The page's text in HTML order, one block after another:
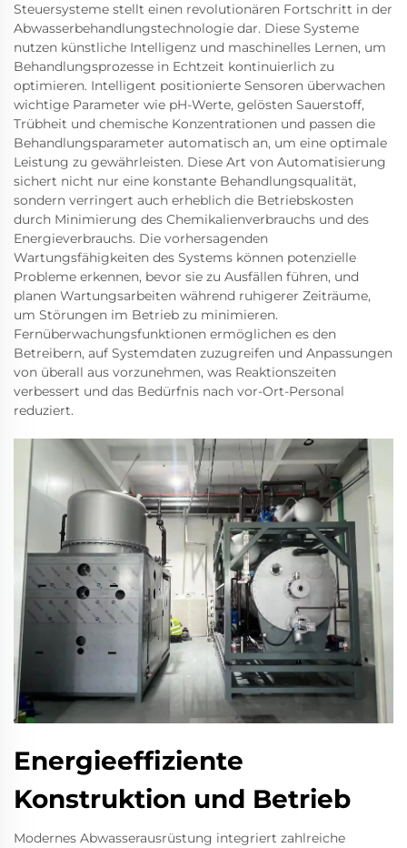
Steuersysteme stellt einen revolutionären Fortschritt in der
Abwasserbehandlungstechnologie dar. Diese Systeme
nutzen künstliche Intelligenz und maschinelles Lernen, um
Behandlungsprozesse in Echtzeit kontinuierlich zu
optimieren. Intelligent positionierte Sensoren überwachen
wichtige Parameter wie pH-Werte, gelösten Sauerstoff,
Trübheit und chemische Konzentrationen und passen die
Behandlungsparameter automatisch an, um eine optimale
Leistung zu gewährleisten. Diese Art von Automatisierung
sichert nicht nur eine konstante Behandlungsqualität,
sondern verringert auch erheblich die Betriebskosten
durch Minimierung des Chemikalienverbrauchs und des
Energieverbrauchs. Die vorhersagenden
Wartungsfähigkeiten des Systems können potenzielle
Probleme erkennen, bevor sie zu Ausfällen führen, und
planen Wartungsarbeiten während ruhigerer Zeiträume,
um Störungen im Betrieb zu minimieren.
Fernüberwachungsfunktionen ermöglichen es den
Betreibern, auf Systemdaten zuzugreifen und Anpassungen
von überall aus vorzunehmen, was Reaktionszeiten
verbessert und das Bedürfnis nach vor-Ort-Personal
reduziert.
Energieeffiziente
Konstruktion und Betrieb
Modernes Abwasserausrüstung integriert zahlreiche